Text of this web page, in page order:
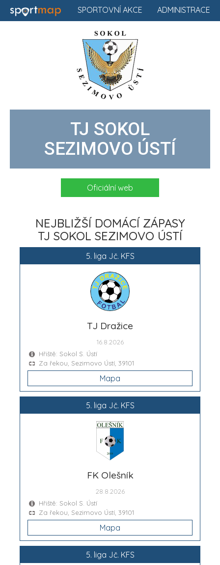
ADMINISTRACE
SPORTOVNÍ AKCE
TJ SOKOL
SEZIMOVO ÚSTÍ
Oficiální web
NEJBLIŽŠÍ DOMÁCÍ ZÁPASY
TJ SOKOL SEZIMOVO ÚSTÍ
5. liga Jč. KFS
TJ Dražice
16.8.2026
Hřiště: Sokol S. Ústí
Za řekou, Sezimovo Ústí, 39101
Mapa
5. liga Jč. KFS
FK Olešník
28.8.2026
Hřiště: Sokol S. Ústí
Za řekou, Sezimovo Ústí, 39101
Mapa
5. liga Jč. KFS